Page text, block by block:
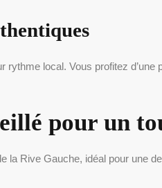
rythme local. Vous profitez d’une
pour un
la Rive Gauche, idéal pour une